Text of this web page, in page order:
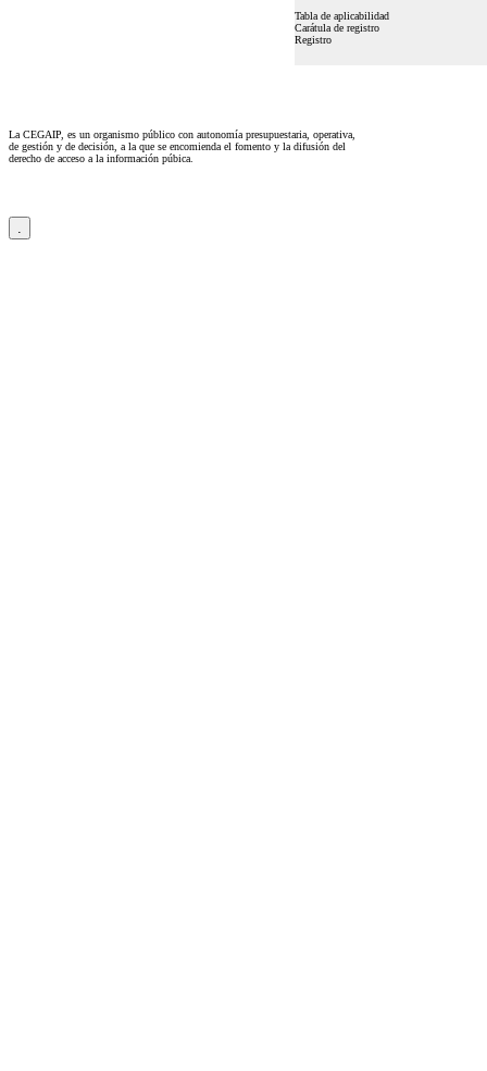
Tabla de aplicabilidad
Carátula de registro
Registro
La CEGAIP, es un organismo público con autonomía presupuestaria, operativa,
de gestión y de decisión, a la que se encomienda el fomento y la difusión del
derecho de acceso a la información púbica.